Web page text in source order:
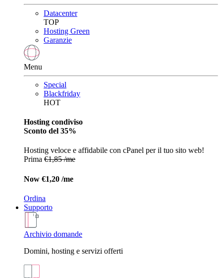
Datacenter
TOP
Hosting Green
Garanzie
Menu
Special
Blackfriday
HOT
Hosting condiviso
Sconto del 35%
Hosting veloce e affidabile con cPanel per il tuo sito web!
Prima €1,85 /me
Now €1,20 /me
Ordina
Supporto
Archivio domande
Domini, hosting e servizi offerti